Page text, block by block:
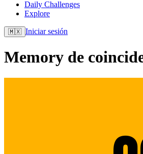
Daily Challenges
Explore
🇲🇽 Iniciar sesión
Memory de